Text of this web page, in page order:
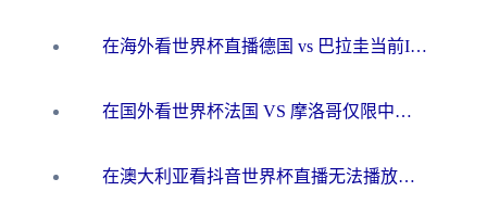
在海外看世界杯直播德国 vs 巴拉圭当前IP受限制？这篇指南帮你轻松解决地区限制
在国外看世界杯法国 VS 摩洛哥仅限中国大陆？别让地域限制拦下你的欢呼
在澳大利亚看抖音世界杯直播无法播放？海外党体育观赛终极指南来了！